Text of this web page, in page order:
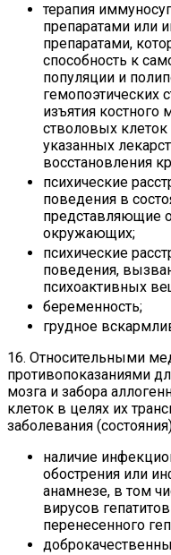
терапия
препаратами или
препаратами,
способность к
популяции и
гемопоэтических
изъятия костного
стволовых
указанных
восстановления
психические
поведения в
представляющие
окружающих;
психические
поведения,
психоактивных
беременность;
грудное
16. Относительными
противопоказаниями
мозга и забора
клеток в целях их
заболевания
наличие
обострения или
анамнезе, в том
вирусов
перенесенного